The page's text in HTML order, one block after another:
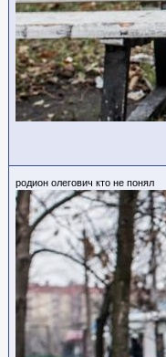
родион олегович кто не понял